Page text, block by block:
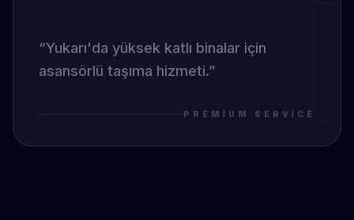
“Yukarı'da yüksek katlı binalar için
asansörlü taşıma hizmeti.”
PREMIUM SERVICE